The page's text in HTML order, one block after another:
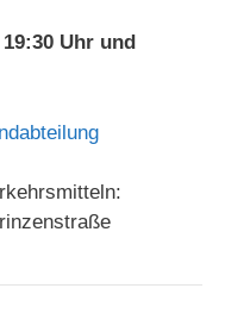
Uhr und